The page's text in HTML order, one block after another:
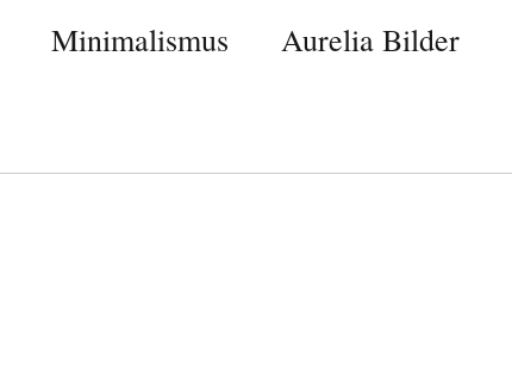
Minimalismus Aurelia Bilder